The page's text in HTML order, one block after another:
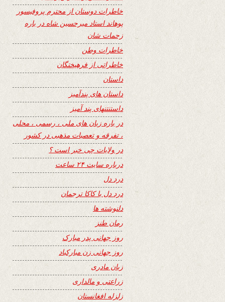
خاطرات دوستان از محترم پروفیسور
پوهاند استاد میرحسین شاه در باره
زحمات شان
خاطرات وطن
خاطراتی از فرهیختگان
داستان
داستان های پندآمیز
داستنتنهای پند آمیز
در باره زبان های ملی ، رسمی ، محلی
، تفرقه و تعصبات مذهبی در کشور
در ولایات چی خبر است ؟
درباره سایت ۲۴ ساعت
درد دل
درد دل با کاکا ترجمان
دلنوشته ها
رمان طنز
روز جهانی پدر مبارک
روز جهانی زن مبارکباد
زبان مادری
زراعتی و مالداری
زلزله افغانستان